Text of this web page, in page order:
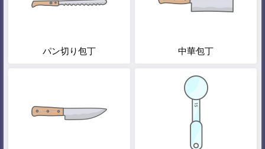
パン切り包丁 中華包丁